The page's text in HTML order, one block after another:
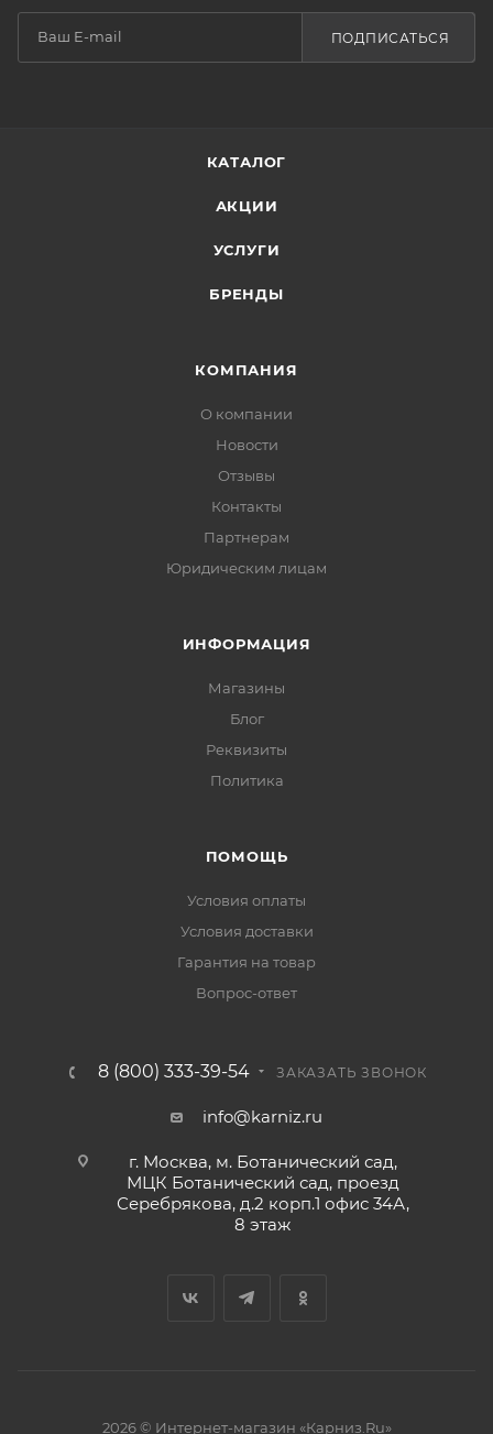
ПОДПИСАТЬСЯ
КАТАЛОГ
АКЦИИ
УСЛУГИ
БРЕНДЫ
КОМПАНИЯ
О компании
Новости
Отзывы
Контакты
Партнерам
Юридическим лицам
ИНФОРМАЦИЯ
Магазины
Блог
Реквизиты
Политика
ПОМОЩЬ
Условия оплаты
Условия доставки
Гарантия на товар
Вопрос-ответ
8 (800) 333-39-54 ЗАКАЗАТЬ ЗВОНОК
info@karniz.ru
г. Москва, м. Ботанический сад,
МЦК Ботанический сад, проезд
Серебрякова, д.2 корп.1 офис 34А,
8 этаж
2026 © Интернет-магазин «Карниз.Ru»